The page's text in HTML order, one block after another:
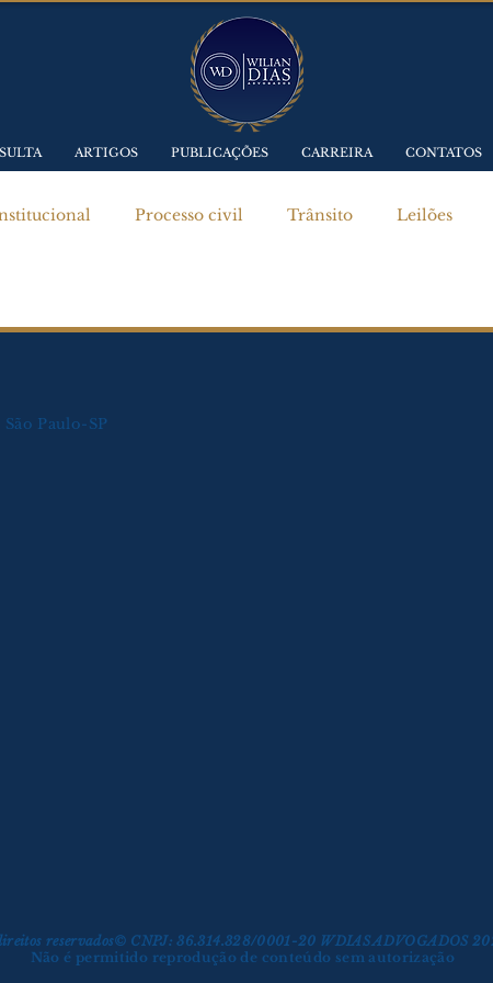
ARTIGOS PUBLICAÇÕES CARREIRA CONTATOS
Processo civil Trânsito Leilões
São Paulo-SP
reservados© CNPJ: 36.314.328/0001-20 WDIAS ADVOGADOS
Não é permitido reprodução de conteúdo sem autorização